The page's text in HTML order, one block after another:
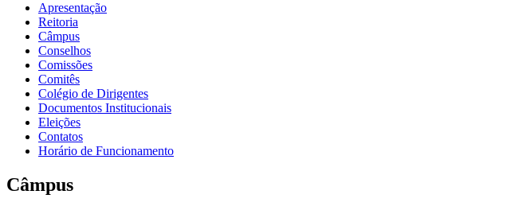
Apresentação
Reitoria
Câmpus
Conselhos
Comissões
Comitês
Colégio de Dirigentes
Documentos Institucionais
Eleições
Contatos
Horário de Funcionamento
Câmpus